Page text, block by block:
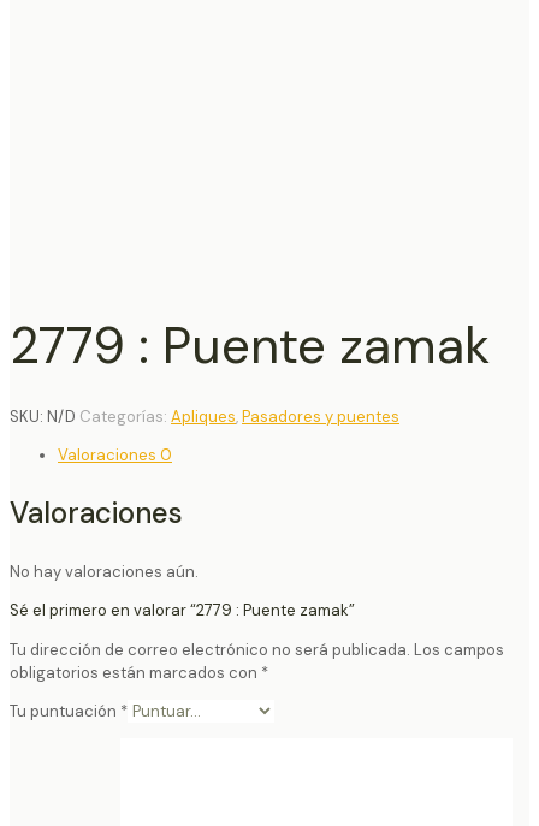
2779 : Puente zamak
SKU: N/D Categorías: Apliques,Pasadores y puentes
Valoraciones 0
Valoraciones
No hay valoraciones aún.
Sé el primero en valorar “2779 : Puente zamak”
Tu dirección de correo electrónico no será publicada. Los campos
obligatorios están marcados con *
Tu puntuación *